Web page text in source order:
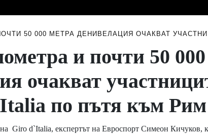
50 000 МЕТРА ДЕНИВЕЛАЦИЯ ОЧАКВАТ
и почти 50
очакват
по пътя към Рим
Giro d`Italia, експертът на Евроспорт Симеон Кичуков,